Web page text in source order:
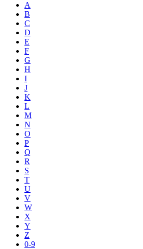
A
B
C
D
E
F
G
H
I
J
K
L
M
N
O
P
Q
R
S
T
U
V
W
X
Y
Z
0-9